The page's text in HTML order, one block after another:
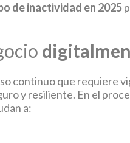
de inactividad en 2025
continuo que requiere
y resiliente. En el
a: